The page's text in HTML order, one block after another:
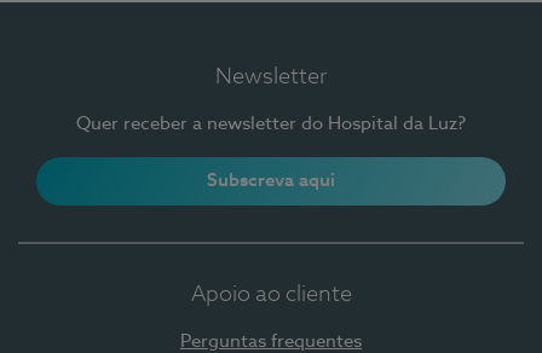
Newsletter
Quer receber a newsletter do Hospital da Luz?
Subscreva aqui
Apoio ao cliente
Perguntas frequentes